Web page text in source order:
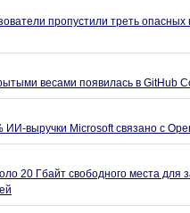
пропустили треть
весами появилась в GitHub
ИИ-выручки Microsoft связано с
20 Гбайт свободного места для